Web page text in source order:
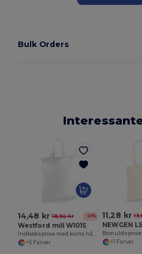
Bulk Orders
14,48 kr 18,92 kr -23%
Westford mill W101S
+5 Farver
11,28 kr
NEWGEN
+1 Farver